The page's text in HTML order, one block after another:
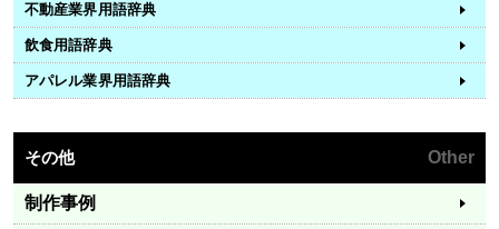
不動産業界用語辞典
飲食用語辞典
アパレル業界用語辞典
その他 Other
制作事例